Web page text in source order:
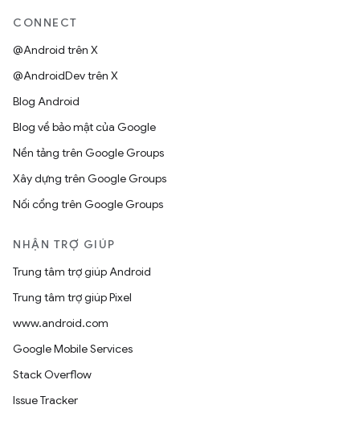
CONNECT
@Android trên X
@AndroidDev trên X
Blog Android
Blog về bảo mật của Google
Nền tảng trên Google Groups
Xây dựng trên Google Groups
Nối cổng trên Google Groups
NHẬN TRỢ GIÚP
Trung tâm trợ giúp Android
Trung tâm trợ giúp Pixel
www.android.com
Google Mobile Services
Stack Overflow
Issue Tracker